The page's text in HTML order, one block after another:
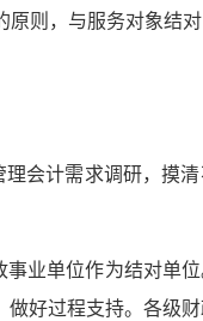
则，与服务对象结
会计需求调研，摸
业单位作为结对单
好过程支持。各级